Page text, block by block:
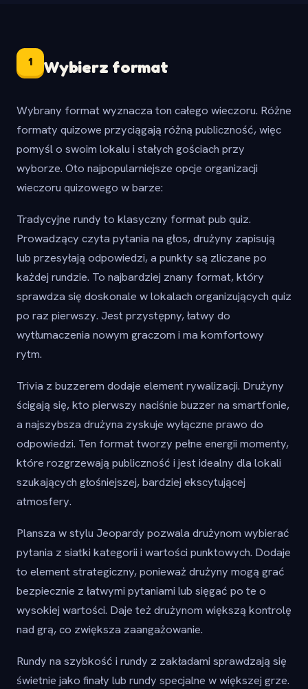
1 Wybierz format
Wybrany format wyznacza ton całego wieczoru. Różne
formaty quizowe przyciągają różną publiczność, więc
pomyśl o swoim lokalu i stałych gościach przy
wyborze. Oto najpopularniejsze opcje organizacji
wieczoru quizowego w barze:
Tradycyjne rundy to klasyczny format pub quiz.
Prowadzący czyta pytania na głos, drużyny zapisują
lub przesyłają odpowiedzi, a punkty są zliczane po
każdej rundzie. To najbardziej znany format, który
sprawdza się doskonale w lokalach organizujących quiz
po raz pierwszy. Jest przystępny, łatwy do
wytłumaczenia nowym graczom i ma komfortowy
rytm.
Trivia z buzzerem dodaje element rywalizacji. Drużyny
ścigają się, kto pierwszy naciśnie buzzer na smartfonie,
a najszybsza drużyna zyskuje wyłączne prawo do
odpowiedzi. Ten format tworzy pełne energii momenty,
które rozgrzewają publiczność i jest idealny dla lokali
szukających głośniejszej, bardziej ekscytującej
atmosfery.
Plansza w stylu Jeopardy pozwala drużynom wybierać
pytania z siatki kategorii i wartości punktowych. Dodaje
to element strategiczny, ponieważ drużyny mogą grać
bezpiecznie z łatwymi pytaniami lub sięgać po te o
wysokiej wartości. Daje też drużynom większą kontrolę
nad grą, co zwiększa zaangażowanie.
Rundy na szybkość i rundy z zakładami sprawdzają się
świetnie jako finały lub rundy specjalne w większej grze.